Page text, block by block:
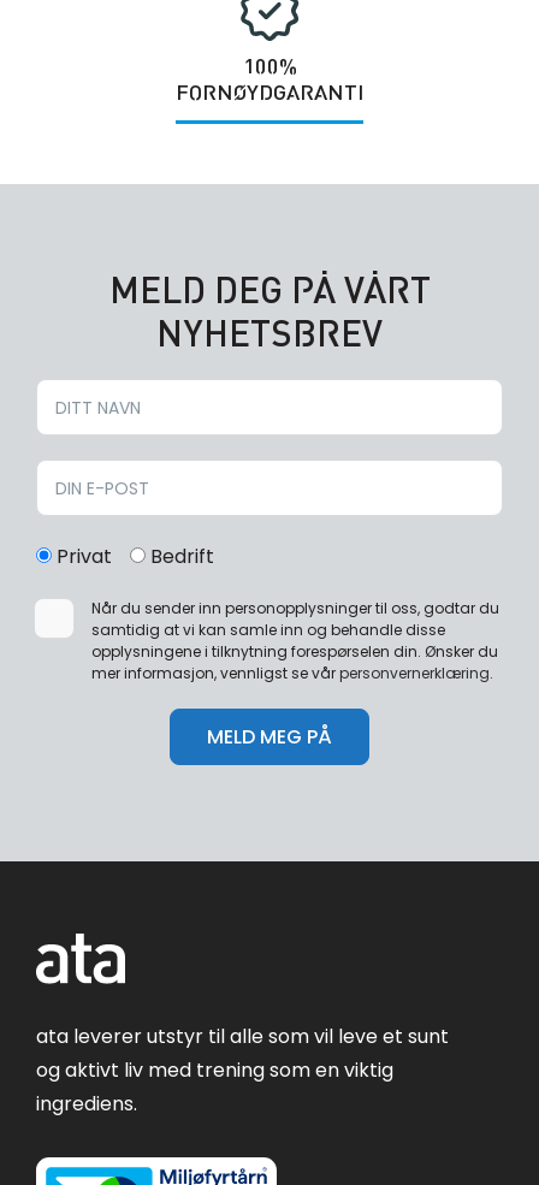
100%
FORNØYDGARANTI
MELD DEG PÅ VÅRT
NYHETSBREV
Privat Bedrift
Når du sender inn personopplysninger til oss, godtar du
samtidig at vi kan samle inn og behandle disse
opplysningene i tilknytning forespørselen din. Ønsker du
mer informasjon, vennligst se vårpersonvernerklæring.
ata leverer utstyr til alle som vil leve et sunt
og aktivt liv med trening som en viktig
ingrediens.